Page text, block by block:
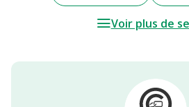
Voir plus de